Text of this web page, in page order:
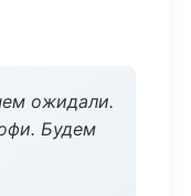
ожидали.
Будем